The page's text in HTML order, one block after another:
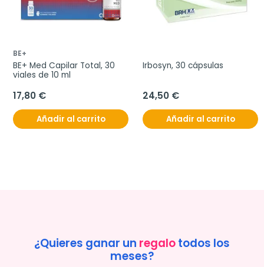
BE+
BE+ Med Capilar Total, 30
viales de 10 ml
17,80 €
Añadir al carrito
Irbosyn, 30 cápsulas
24,50 €
Añadir al carrito
¿Quieres ganar un regalotodos los
meses?